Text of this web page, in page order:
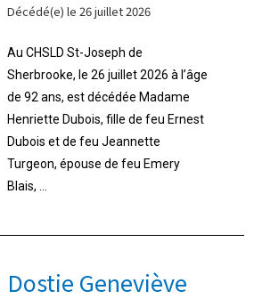
Décédé(e) le 26 juillet 2026
Au CHSLD St-Joseph de
Sherbrooke, le 26 juillet 2026 à l’âge
de 92 ans, est décédée Madame
Henriette Dubois, fille de feu Ernest
Dubois et de feu Jeannette
Turgeon, épouse de feu Emery
Blais, ...
Dostie Geneviève